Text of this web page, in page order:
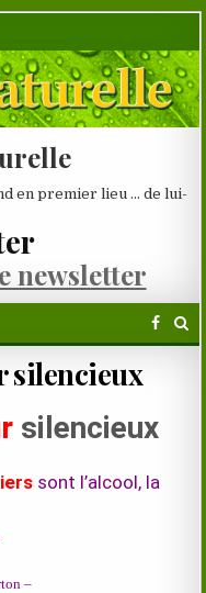
en premier lieu … de lui-
newsletter
silencieux
silencieux
sont l’alcool, la
–